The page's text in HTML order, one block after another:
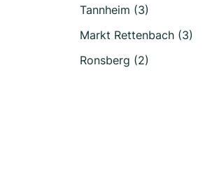
Tannheim (3)
Markt Rettenbach (3)
Ronsberg (2)